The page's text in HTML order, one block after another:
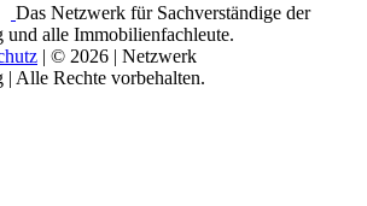
Das Netzwerk für Sachverständige der
alle Immobilienfachleute.
| © 2026 | Netzwerk
Alle Rechte vorbehalten.